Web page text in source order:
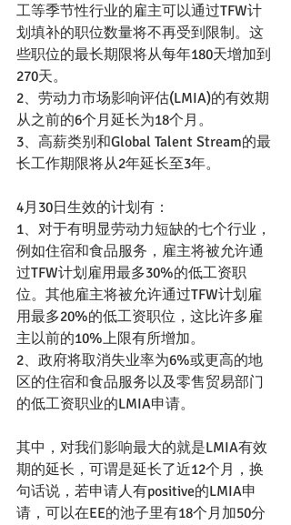
工等季节性行业的雇主可以通过TFW计
划填补的职位数量将不再受到限制。这
些职位的最长期限将从每年180天增加到
270天。
2、劳动力市场影响评估(LMIA)的有效期
从之前的6个月延长为18个月。
3、高薪类别和Global Talent Stream的最
长工作期限将从2年延长至3年。
4月30日生效的计划有：
1、对于有明显劳动力短缺的七个行业，
例如住宿和食品服务，雇主将被允许通
过TFW计划雇用最多30%的低工资职
位。其他雇主将被允许通过TFW计划雇
用最多20%的低工资职位，这比许多雇
主以前的10%上限有所增加。
2、政府将取消失业率为6%或更高的地
区的住宿和食品服务以及零售贸易部门
的低工资职业的LMIA申请。
其中，对我们影响最大的就是LMIA有效
期的延长，可谓是延长了近12个月，换
句话说，若申请人有positive的LMIA申
请，可以在EE的池子里有18个月加50分